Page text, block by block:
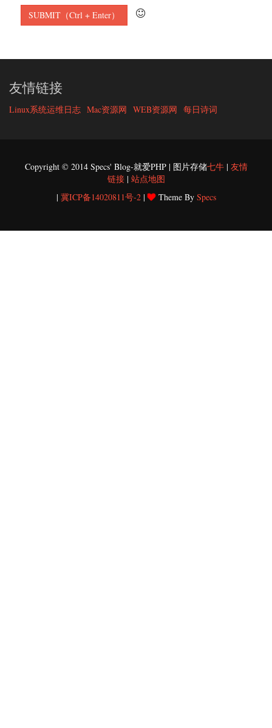
友情链接
Linux系统运维日志 Mac资源网 WEB资源网 每日诗词
Copyright © 2014 Specs' Blog-就爱PHP | 图片存储七牛| 友情
链接| 站点地图
| 冀ICP备14020811号-2| Theme By Specs